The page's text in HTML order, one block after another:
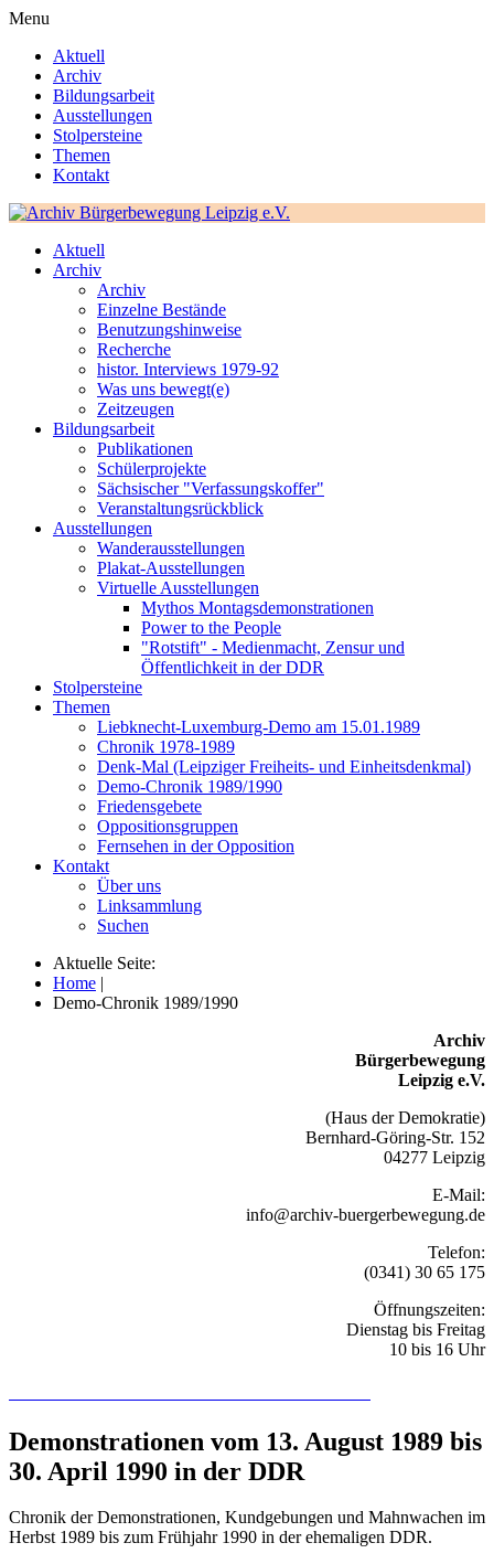
Menu
Aktuell
Archiv
Bildungsarbeit
Ausstellungen
Stolpersteine
Themen
Kontakt
Aktuell
Archiv
Archiv
Einzelne Bestände
Benutzungshinweise
Recherche
histor. Interviews 1979-92
Was uns bewegt(e)
Zeitzeugen
Bildungsarbeit
Publikationen
Schülerprojekte
Sächsischer "Verfassungskoffer"
Veranstaltungsrückblick
Ausstellungen
Wanderausstellungen
Plakat-Ausstellungen
Virtuelle Ausstellungen
Mythos Montagsdemonstrationen
Power to the People
"Rotstift" - Medienmacht, Zensur und
Öffentlichkeit in der DDR
Stolpersteine
Themen
Liebknecht-Luxemburg-Demo am 15.01.1989
Chronik 1978-1989
Denk-Mal (Leipziger Freiheits- und Einheitsdenkmal)
Demo-Chronik 1989/1990
Friedensgebete
Oppositionsgruppen
Fernsehen in der Opposition
Kontakt
Über uns
Linksammlung
Suchen
Aktuelle Seite:
Home |
Demo-Chronik 1989/1990
Archiv
Bürgerbewegung
Leipzig e.V.
(Haus der Demokratie)
Bernhard-Göring-Str. 152
04277 Leipzig
E-Mail:
info@archiv-buergerbewegung.de
Telefon:
(0341) 30 65 175
Öffnungszeiten:
Dienstag bis Freitag
10 bis 16 Uhr
Demonstrationen vom 13. August 1989 bis
30. April 1990 in der DDR
Chronik der Demonstrationen, Kundgebungen und Mahnwachen im
Herbst 1989 bis zum Frühjahr 1990 in der ehemaligen DDR.